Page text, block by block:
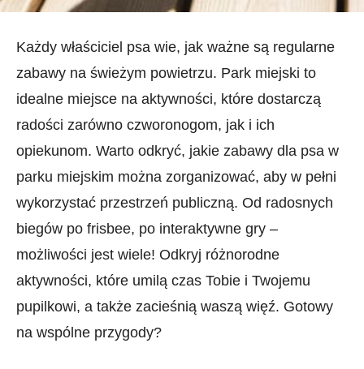
Każdy⁤ właściciel psa wie, jak ważne są regularne
zabawy ‍na⁤ świeżym powietrzu. Park miejski to
idealne miejsce na aktywności, które dostarczą
radości zarówno czworonogom, jak i‌ ich
opiekunom. Warto odkryć, jakie zabawy dla psa w
parku miejskim można zorganizować, aby w pełni
wykorzystać przestrzeń publiczną. Od radosnych
biegów po frisbee, po interaktywne ‍gry –
możliwości jest wiele! Odkryj‍ różnorodne
aktywności, które umilą czas Tobie i ⁣Twojemu‌
pupilkowi, ⁤a także zacieśnią waszą więź. Gotowy
‌na ⁢wspólne przygody?